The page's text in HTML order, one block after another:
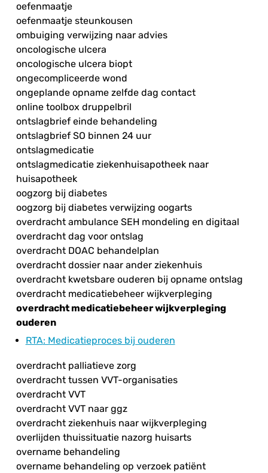
oefenmaatje
oefenmaatje steunkousen
ombuiging verwijzing naar advies
oncologische ulcera
oncologische ulcera biopt
ongecompliceerde wond
ongeplande opname zelfde dag contact
online toolbox druppelbril
ontslagbrief einde behandeling
ontslagbrief SO binnen 24 uur
ontslagmedicatie
ontslagmedicatie ziekenhuisapotheek naar
huisapotheek
oogzorg bij diabetes
oogzorg bij diabetes verwijzing oogarts
overdracht ambulance SEH mondeling en digitaal
overdracht dag voor ontslag
overdracht DOAC behandelplan
overdracht dossier naar ander ziekenhuis
overdracht kwetsbare ouderen bij opname ontslag
overdracht medicatiebeheer wijkverpleging
overdracht medicatiebeheer wijkverpleging
ouderen
RTA: Medicatieproces bij ouderen
overdracht palliatieve zorg
overdracht tussen VVT-organisaties
overdracht VVT
overdracht VVT naar ggz
overdracht ziekenhuis naar wijkverpleging
overlijden thuissituatie nazorg huisarts
overname behandeling
overname behandeling op verzoek patiënt